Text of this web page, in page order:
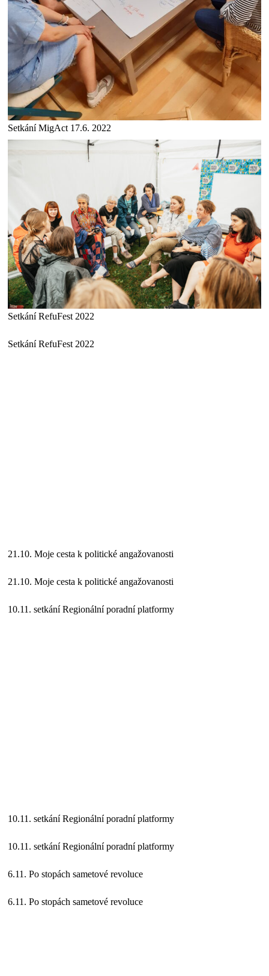
Setkání MigAct 17.6. 2022
Setkání RefuFest 2022
Setkání RefuFest 2022
21.10. Moje cesta k politické angažovanosti
21.10. Moje cesta k politické angažovanosti
10.11. setkání Regionální poradní platformy
10.11. setkání Regionální poradní platformy
10.11. setkání Regionální poradní platformy
6.11. Po stopách sametové revoluce
6.11. Po stopách sametové revoluce